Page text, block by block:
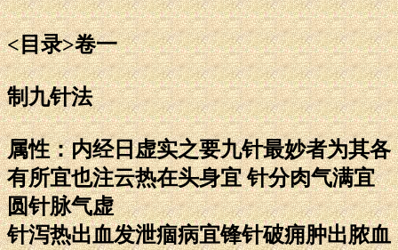
<目录>卷一
制九针法
属性：内经日虚实之要九针最妙者为其各
有所宜也注云热在头身宜 针分肉气满宜
圆针脉气虚
针泻热出血发泄痼病宜锋针破痈肿出脓血